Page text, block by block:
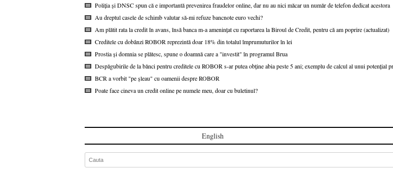
Poliția și DNSC spun că e importantă prevenirea fraudelor online, dar nu au nici măcar un număr de telefon dedicat acestora
Au dreptul casele de schimb valutar să-mi refuze bancnote euro vechi?
Am plătit rata la credit în avans, însă banca m-a amenințat cu raportarea la Biroul de Credit, pentru că am poprire (actualizat)
Creditele cu dobânzi ROBOR reprezintă doar 18% din totalul împrumuturilor în lei
Prostia și domnia se plătesc, spune o doamnă care a "investit" în programul Brua
Despăgubirile de la bănci pentru creditele cu ROBOR s-ar putea obține abia peste 5 ani; exemplu de calcul al unui potențial
BCR a vorbit "pe șleau" cu oamenii despre ROBOR
Poate face cineva un credit online pe numele meu, doar cu buletinul?
English